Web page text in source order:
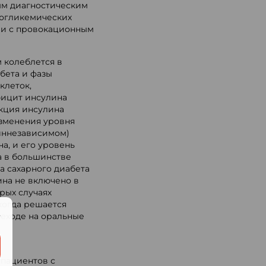
диагностическим
с провокационным
в
и фазы
инсулина
инсулина
уровня
и его уровень
в большинстве
сахарного диабета
не включено в
случаях
решается
на оральные
с